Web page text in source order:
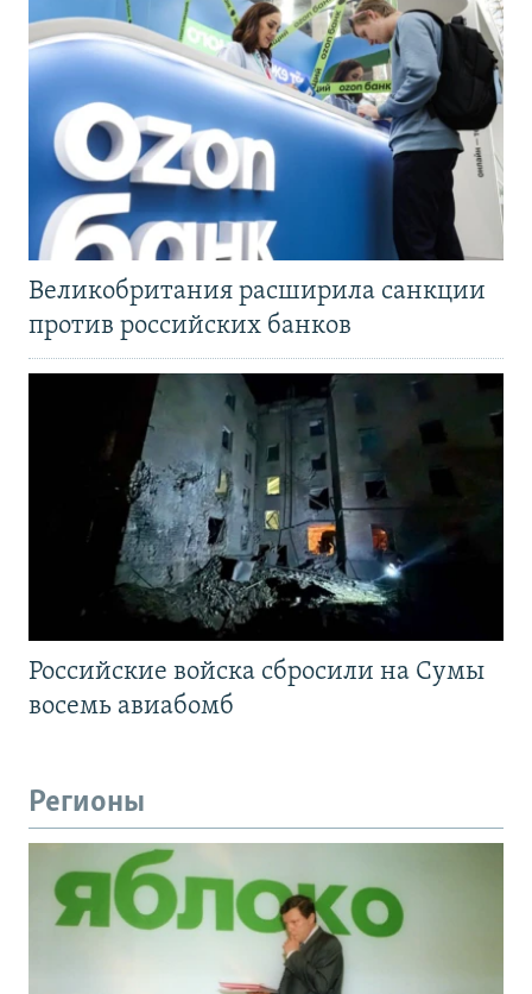
Великобритания расширила санкции
против российских банков
Российские войска сбросили на Сумы
восемь авиабомб
Регионы